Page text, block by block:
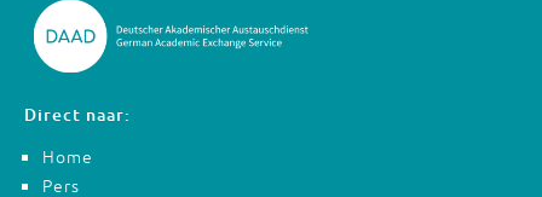
Direct naar:
Home
Pers